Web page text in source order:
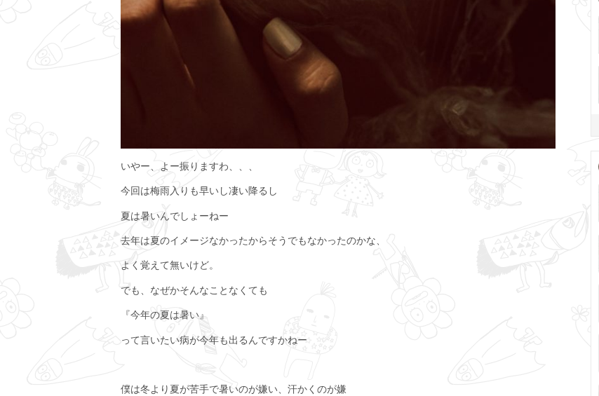
いやー、よー振りますわ、、、
今回は梅雨入りも早いし凄い降るし
夏は暑いんでしょーねー
去年は夏のイメージなかったからそうでもなかったのかな、
よく覚えて無いけど。
でも、なぜかそんなことなくても
『今年の夏は暑い』
って言いたい病が今年も出るんですかねー
僕は冬より夏が苦手で暑いのが嫌い、汗かくのが嫌